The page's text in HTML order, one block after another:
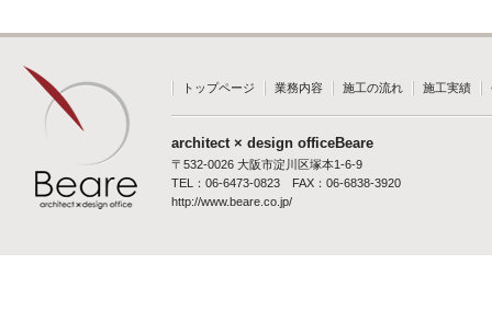
トップページ 業務内容 施工の流れ 施工実績
architect × design officeBeare
〒532-0026 大阪市淀川区塚本1-6-9
TEL：06-6473-0823 FAX：06-6838-3920
http://www.beare.co.jp/